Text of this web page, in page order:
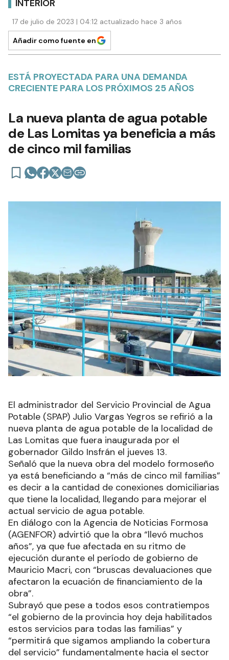
INTERIOR
17 de julio de 2023 | 04:12 actualizado hace 3 años
Añadir como fuente en
ESTÁ PROYECTADA PARA UNA DEMANDA
CRECIENTE PARA LOS PRÓXIMOS 25 AÑOS
La nueva planta de agua potable
de Las Lomitas ya beneficia a más
de cinco mil familias
El administrador del Servicio Provincial de Agua
Potable (SPAP) Julio Vargas Yegros se refirió a la
nueva planta de agua potable de la localidad de
Las Lomitas que fuera inaugurada por el
gobernador Gildo Insfrán el jueves 13.
Señaló que la nueva obra del modelo formoseño
ya está beneficiando a “más de cinco mil familias”
es decir a la cantidad de conexiones domiciliarias
que tiene la localidad, llegando para mejorar el
actual servicio de agua potable.
En diálogo con la Agencia de Noticias Formosa
(AGENFOR) advirtió que la obra “llevó muchos
años”, ya que fue afectada en su ritmo de
ejecución durante el período de gobierno de
Mauricio Macri, con “bruscas devaluaciones que
afectaron la ecuación de financiamiento de la
obra”.
Subrayó que pese a todos esos contratiempos
“el gobierno de la provincia hoy deja habilitados
estos servicios para todas las familias” y
“permitirá que sigamos ampliando la cobertura
del servicio” fundamentalmente hacia el sector